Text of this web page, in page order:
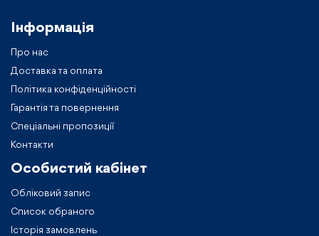
Інформація
Про нас
Доставка та оплата
Політика конфіденційності
Гарантія та повернення
Спеціальні пропозиції
Контакти
Особистий кабiнет
Обліковий запис
Список обраного
Історія замовлень